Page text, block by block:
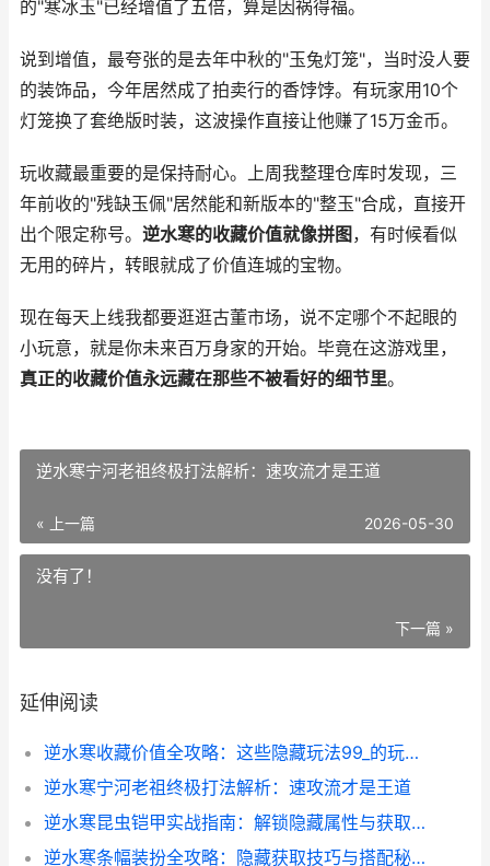
的"寒冰玉"已经增值了五倍，算是因祸得福。
说到增值，最夸张的是去年中秋的"玉兔灯笼"，当时没人要
的装饰品，今年居然成了拍卖行的香饽饽。有玩家用10个
灯笼换了套绝版时装，这波操作直接让他赚了15万金币。
玩收藏最重要的是保持耐心。上周我整理仓库时发现，三
年前收的"残缺玉佩"居然能和新版本的"整玉"合成，直接开
出个限定称号。 逆水寒的收藏价值就像拼图 ，有时候看似
无用的碎片，转眼就成了价值连城的宝物。
现在每天上线我都要逛逛古董市场，说不定哪个不起眼的
小玩意，就是你未来百万身家的开始。毕竟在这游戏里，
真正的收藏价值永远藏在那些不被看好的细节里。
逆水寒宁河老祖终极打法解析：速攻流才是王道
« 上一篇 2026-05-30
没有了！
下一篇 »
延伸阅读
逆水寒收藏价值全攻略：这些隐藏玩法99_的玩家都不知道
逆水寒宁河老祖终极打法解析：速攻流才是王道
逆水寒昆虫铠甲实战指南：解锁隐藏属性与获取技巧
逆水寒条幅装扮全攻略：隐藏获取技巧与搭配秘籍